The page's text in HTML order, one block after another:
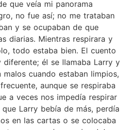
que veía mi panorama
no fue así; no me trataban
y se ocupaban de que
diarias. Mientras respirara y
todo estaba bien. El cuento
diferente; él se llamaba Larry y
malos cuando estaban limpios,
aunque se respiraba
a veces nos impedía respirar
Larry bebía de más, perdía
en las cartas o se colocaba